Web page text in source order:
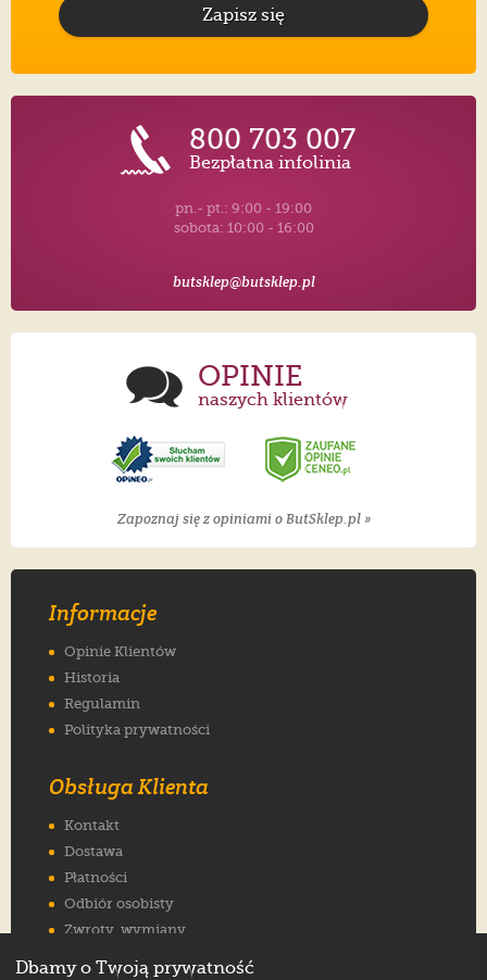
Zapisz się
800 703 007
Bezpłatna infolinia
pn.- pt.: 9:00 - 19:00
sobota: 10:00 - 16:00
butsklep@butsklep.pl
OPINIE
naszych klientów
Zapoznaj się z opiniami o ButSklep.pl »
Informacje
Opinie Klientów
Historia
Regulamin
Polityka prywatności
Obsługa Klienta
Kontakt
Dostawa
Płatności
Odbiór osobisty
Zwroty, wymiany
Dbamy o Twoją prywatność